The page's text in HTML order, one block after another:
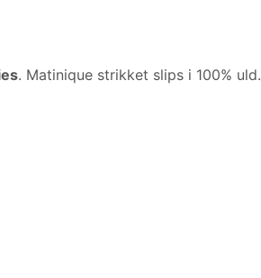
. Matinique strikket slips i 100% uld.